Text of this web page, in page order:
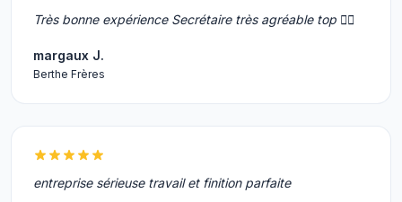
Très bonne expérience Secrétaire très agréable top 👍🏼
margaux J.
Berthe Frères
entreprise sérieuse travail et finition parfaite